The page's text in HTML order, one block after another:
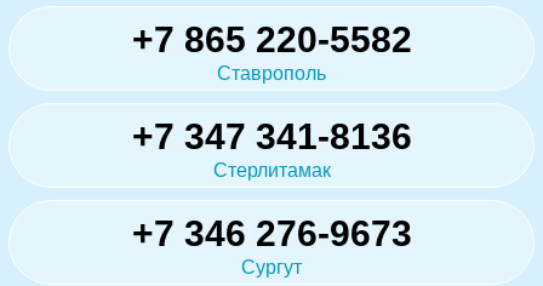
+7 865 220-5582
Ставрополь
+7 347 341-8136
Стерлитамак
+7 346 276-9673
Сургут